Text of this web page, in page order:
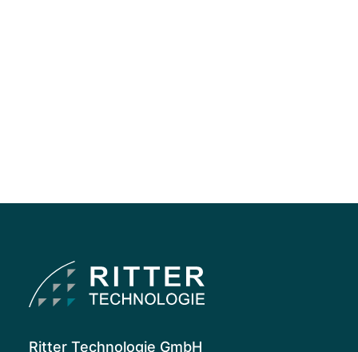
Ritter Technologie GmbH